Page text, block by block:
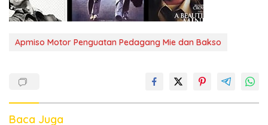
Apmiso Motor Penguatan Pedagang Mie dan Bakso
Baca Juga